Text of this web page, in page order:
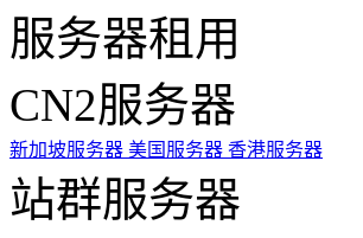
服务器租用
CN2服务器
新加坡服务器 美国服务器 香港服务器
站群服务器